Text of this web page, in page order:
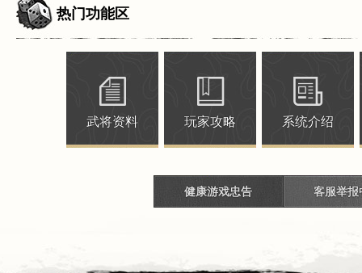
热门功能区
武将资料 玩家攻略 系统介绍
健康游戏忠告 客服举报